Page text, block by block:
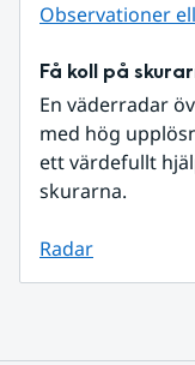
Observationer
Få koll på
En väderradar
med hög
ett värdefullt
skurarna.
Radar